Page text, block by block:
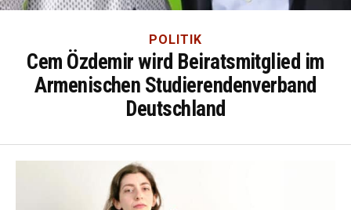
POLITIK
Cem Özdemir wird Beiratsmitglied im
Armenischen Studierendenverband
Deutschland